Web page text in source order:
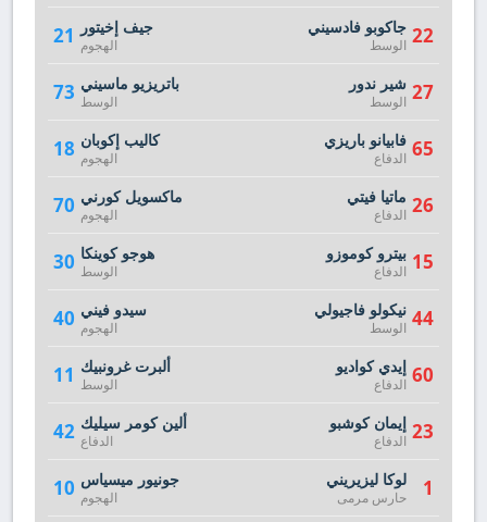
21 جيف إخيتور
الهجوم
73 باتريزيو ماسيني
الوسط
18 كاليب إكوبان
الهجوم
70 ماكسويل كورني
الهجوم
30 هوجو كوينكا
الوسط
40 سيدو فيني
الهجوم
11 ألبرت غرونبيك
الوسط
42 ألين كومر سيليك
الدفاع
10 جونيور ميسياس
الهجوم
22 جاكوبو فادسيني
الوسط
27 شير ندور
الوسط
65 فابيانو باريزي
الدفاع
26 ماتيا فيتي
الدفاع
15 بيترو كوموزو
الدفاع
44 نيكولو فاجيولي
الوسط
60 إيدي كواديو
الدفاع
23 إيمان كوشبو
الدفاع
1 لوكا ليزيريني
حارس مرمى